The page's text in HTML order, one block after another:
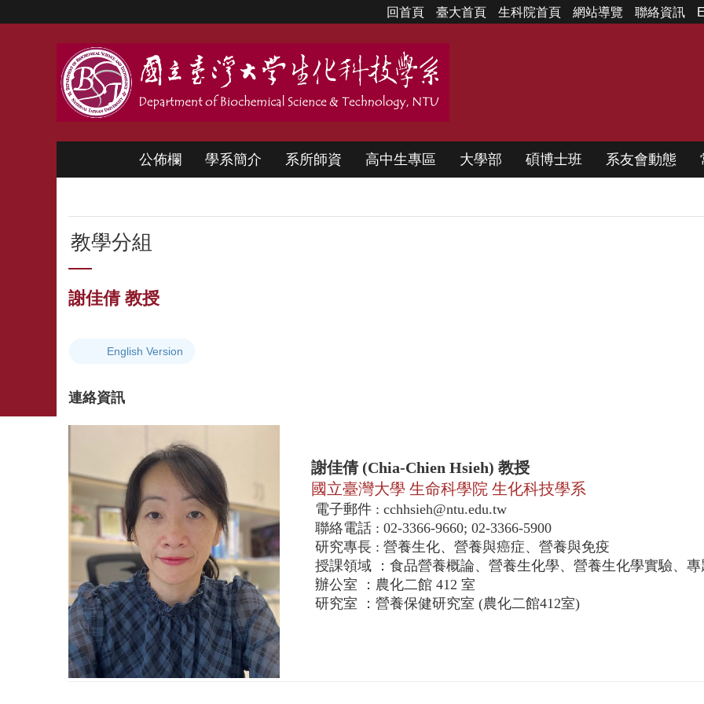
回首頁 臺大首頁 生科院首頁 網站導覽 聯絡資訊
公佈欄 學系簡介 系所師資 高中生專區 大學部 碩博士班 系友會動態
教學分組
謝佳倩 教授
English Version
連絡資訊
謝佳倩 (Chia-Chien Hsieh) 教授
國立臺灣大學 生命科學院 生化科技學系
電子郵件 : cchhsieh@ntu.edu.tw
聯絡電話 : 02-3366-9660; 02-3366-5900
研究專長 : 營養生化、營養與癌症、營養與免疫
授課領域 ：食品營養概論、營養生化學、營養生化學實驗、專
辦公室 ：農化二館 412 室
研究室 ：營養保健研究室 (農化二館412室)